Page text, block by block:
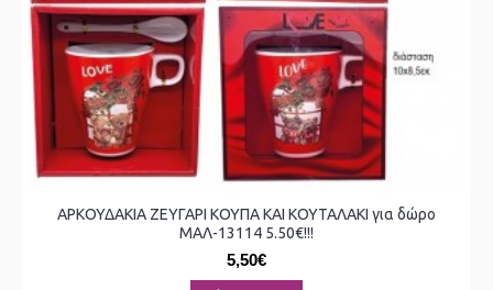
ΑΡΚΟΥΔΑΚΙΑ ΖΕΥΓΑΡΙ ΚΟΥΠΑ ΚΑΙ ΚΟΥΤΑΛΑΚΙ για δώρο
ΜΑΛ-13114 5.50€!!!
5,50€